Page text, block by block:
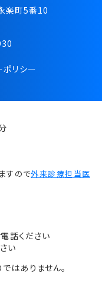
楽町5番10
ポリシー
すので外来診療担当医
話ください
い
はありません。